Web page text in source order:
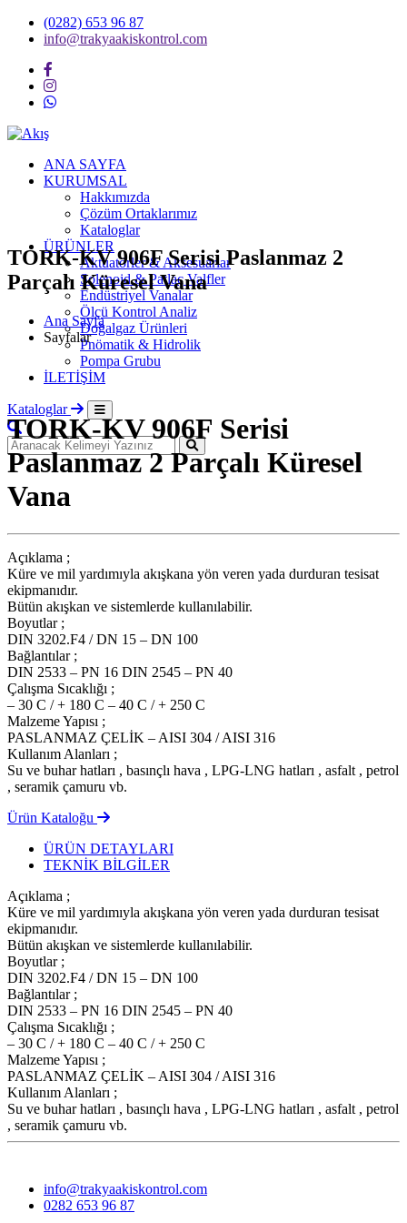
(0282) 653 96 87
info@trakyaakiskontrol.com
ANA SAYFA
KURUMSAL
Hakkımızda
Çözüm Ortaklarımız
Kataloglar
ÜRÜNLER
Aktüatörler & Aksesuarlar
Solenoid & Patlaç Valfler
Endüstriyel Vanalar
Ölçü Kontrol Analiz
Doğalgaz Ürünleri
Pnömatik & Hidrolik
Pompa Grubu
İLETİŞİM
Kataloglar
TORK-KV 906F Serisi Paslanmaz 2
Parçalı Küresel Vana
Ana Sayfa
Sayfalar
TORK-KV 906F Serisi
Paslanmaz 2 Parçalı Küresel
Vana
Açıklama ;
Küre ve mil yardımıyla akışkana yön veren yada durduran tesisat
ekipmanıdır.
Bütün akışkan ve sistemlerde kullanılabilir.
Boyutlar ;
DIN 3202.F4 / DN 15 – DN 100
Bağlantılar ;
DIN 2533 – PN 16 DIN 2545 – PN 40
Çalışma Sıcaklığı ;
– 30 C / + 180 C – 40 C / + 250 C
Malzeme Yapısı ;
PASLANMAZ ÇELİK – AISI 304 / AISI 316
Kullanım Alanları ;
Su ve buhar hatları , basınçlı hava , LPG-LNG hatları , asfalt , petrol
, seramik çamuru vb.
Ürün Kataloğu
ÜRÜN DETAYLARI
TEKNİK BİLGİLER
Açıklama ;
Küre ve mil yardımıyla akışkana yön veren yada durduran tesisat
ekipmanıdır.
Bütün akışkan ve sistemlerde kullanılabilir.
Boyutlar ;
DIN 3202.F4 / DN 15 – DN 100
Bağlantılar ;
DIN 2533 – PN 16 DIN 2545 – PN 40
Çalışma Sıcaklığı ;
– 30 C / + 180 C – 40 C / + 250 C
Malzeme Yapısı ;
PASLANMAZ ÇELİK – AISI 304 / AISI 316
Kullanım Alanları ;
Su ve buhar hatları , basınçlı hava , LPG-LNG hatları , asfalt , petrol
, seramik çamuru vb.
info@trakyaakiskontrol.com
0282 653 96 87